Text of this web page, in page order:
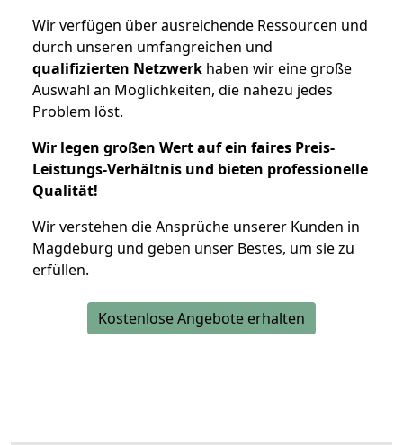
Wir verfügen über ausreichende Ressourcen und
durch unseren umfangreichen und
qualifizierten Netzwerk haben wir eine große
Auswahl an Möglichkeiten, die nahezu jedes
Problem löst.
Wir legen großen Wert auf ein faires Preis-
Leistungs-Verhältnis und bieten professionelle
Qualität!
Wir verstehen die Ansprüche unserer Kunden in
Magdeburg und geben unser Bestes, um sie zu
erfüllen.
Kostenlose Angebote erhalten